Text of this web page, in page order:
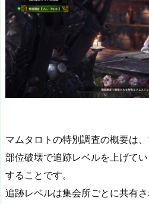
マムタロトの特別調査の概要は、
部位破壊で追跡レベルを上げて
することです。
追跡レベルは集会所ごとに共有